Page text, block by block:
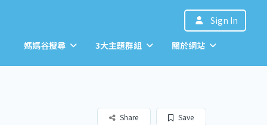
Sign In
媽媽谷搜尋 3大主題群組 關於網站
Save
Share